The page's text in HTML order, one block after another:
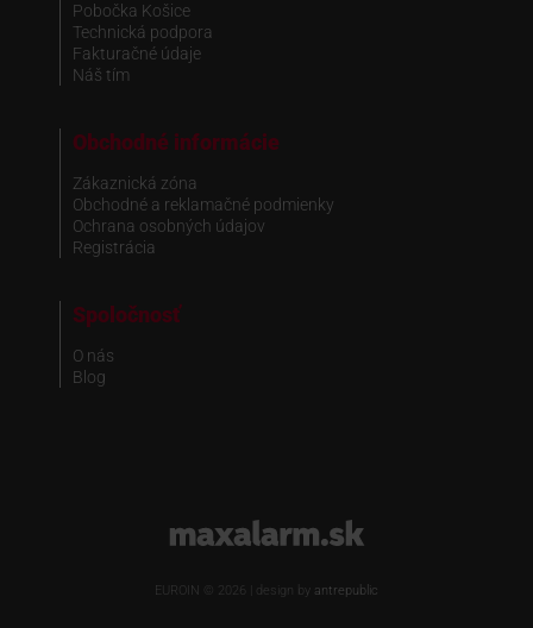
Pobočka Košice
Technická podpora
Fakturačné údaje
Náš tím
Obchodné informácie
Zákaznická zóna
Obchodné a reklamačné podmienky
Ochrana osobných údajov
Registrácia
Spoločnosť
O nás
Blog
www.maxalarm.sk
EUROIN © 2026 | design by antrepublic